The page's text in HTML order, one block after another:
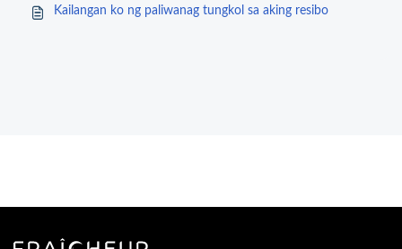
Kailangan ko ng paliwanag tungkol sa aking resibo